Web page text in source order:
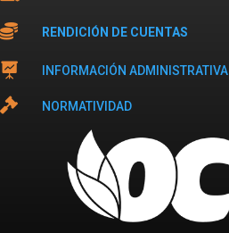
 RENDICIÓN DE CUENTAS
 INFORMACIÓN ADMINISTRATIVA
 NORMATIVIDAD